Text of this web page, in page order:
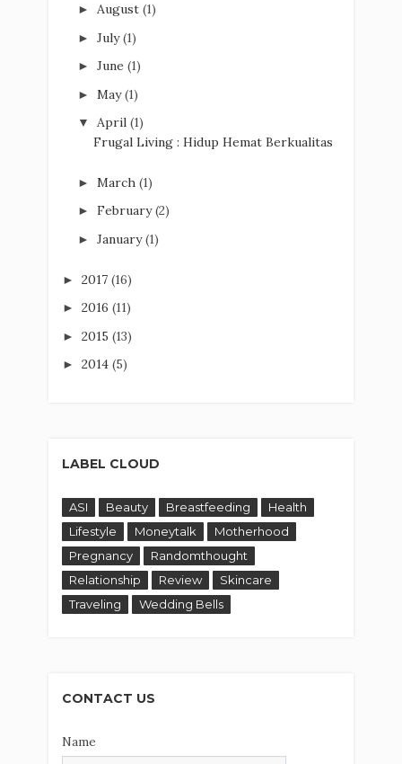
► August (1)
► July(1)
► June (1)
► May(1)
▼ April (1)
Frugal Living : Hidup Hemat Berkualitas
► March (1)
► February(2)
► January(1)
► 2017 (16)
► 2016 (11)
► 2015 (13)
► 2014 (5)
LABEL CLOUD
ASI Beauty Breastfeeding
Health
Lifestyle
Moneytalk
Motherhood
Pregnancy
Randomthought
Relationship
Review
Skincare
Traveling
Wedding Bells
CONTACT US
Name